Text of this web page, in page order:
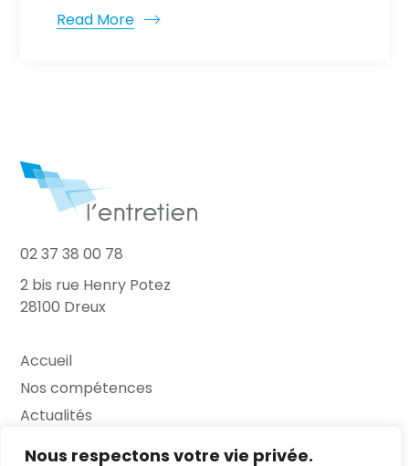
Nous respectons votre vie privée.
Read More
02 37 38 00 78
2 bis rue Henry Potez
28100 Dreux
Accueil
Nos compétences
Actualités